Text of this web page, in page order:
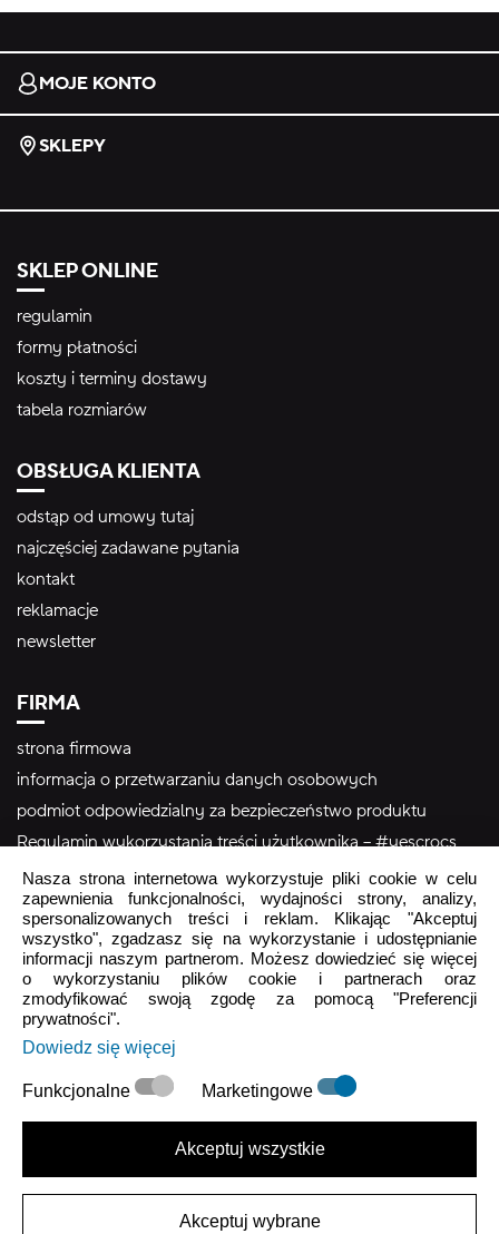
MOJE KONTO
SKLEPY
SKLEP ONLINE
regulamin
formy płatności
koszty i terminy dostawy
tabela rozmiarów
OBSŁUGA KLIENTA
odstąp od umowy tutaj
najczęściej zadawane pytania
kontakt
reklamacje
newsletter
FIRMA
strona firmowa
informacja o przetwarzaniu danych osobowych
podmiot odpowiedzialny za bezpieczeństwo produktu
Regulamin wykorzystania treści użytkownika – #yescrocs
Obsługa Klienta
Pon - Pt9:00 - 16:00
Sob - NdzZamknięte
crocs.sklep@intersocks.pl
22 230 94 60
Wyślij
AkceptujePolityki Prywatności.
Nasza strona internetowa wykorzystuje pliki cookie w celu
zapewnienia funkcjonalności, wydajności strony, analizy,
spersonalizowanych treści i reklam. Klikając "Akceptuj
wszystko", zgadzasz się na wykorzystanie i udostępnianie
informacji naszym partnerom. Możesz dowiedzieć się więcej
o wykorzystaniu plików cookie i partnerach oraz
zmodyfikować swoją zgodę za pomocą "Preferencji
prywatności".
Dowiedz się więcej
Funkcjonalne Marketingowe
Akceptuj wszystkie
Akceptuj wybrane